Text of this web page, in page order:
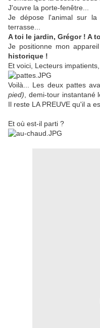
J'ouvre la porte-fenêtre...
Je dépose l'animal sur
terrasse...
A toi le jardin, Grégor ! A
Je positionne mon
historique !
Et voici, Lecteurs
Voilà... Les deux pattes
pied) , demi-tour instantané
Il reste LA PREUVE qu'il a
Et où est-il parti ?